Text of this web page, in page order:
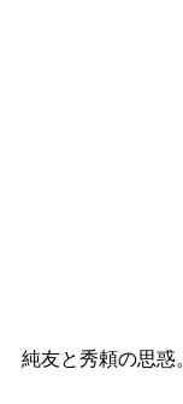
純友と秀頼の思惑。